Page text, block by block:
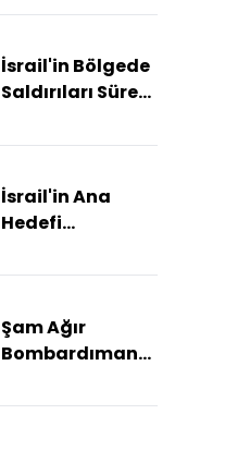
Arap Çatışması
İsrail'in Bölgede
Saldırıları Sürer
Olur?
İsrail'in Ana
Hedefi
Şam Ağır
Bombardıman
Suriye'de Geri